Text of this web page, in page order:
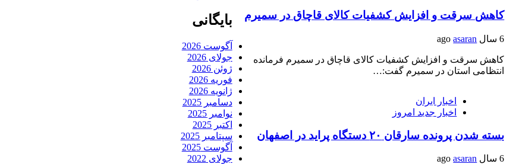
کاهش سرقت و افزایش کشفیات کالای قاچاق در سمیرم
6 سال ago asaran
کاهش سرقت و افزایش کشفیات کالای قاچاق در سمیرم فرمانده
انتظامی استان در سمیرم گفت:…
اخبار ایران
اخبار جدید امروز
بسته شدن پرونده سارقان ۲۰ دستگاه پراید در اصفهان
6 سال ago asaran
بایگانی
آگوست 2026
جولای 2026
ژوئن 2026
فوریه 2026
ژانویه 2026
دسامبر 2025
نوامبر 2025
اکتبر 2025
سپتامبر 2025
آگوست 2025
جولای 2022